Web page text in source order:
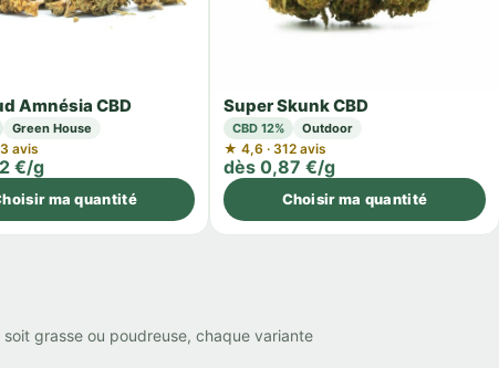
Amnésia CBD
Green House
avis
€/g
ma quantité
Super Skunk CBD
CBD 12% Outdoor
★ 4,6 · 312 avis
dès 0,87 €/g
Choisir ma quantité
grasse ou poudreuse, chaque variante